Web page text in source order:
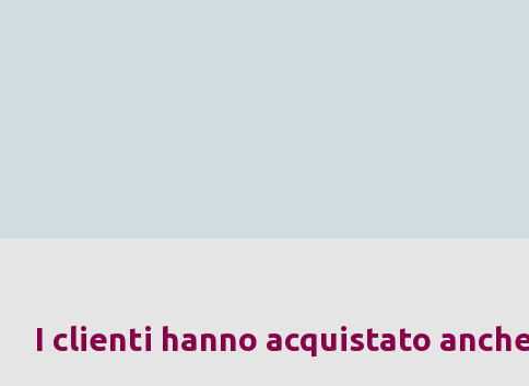
I clienti hanno acquistato